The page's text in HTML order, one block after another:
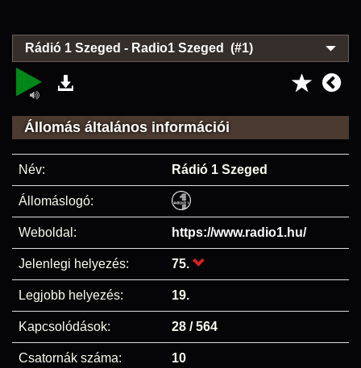
Rádió 1 Szeged - Radio1 Szeged (#1)
Állomás általános információi
Név: Rádió 1 Szeged
Állomáslogó:
Weboldal: https://www.radio1.hu/
Jelenlegi helyezés: 75.
Legjobb helyezés: 19.
Kapcsolódások: 28 / 564
Csatornák száma: 10